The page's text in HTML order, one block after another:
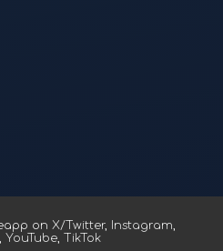
on X/Twitter, Instagram,
YouTube, TikTok